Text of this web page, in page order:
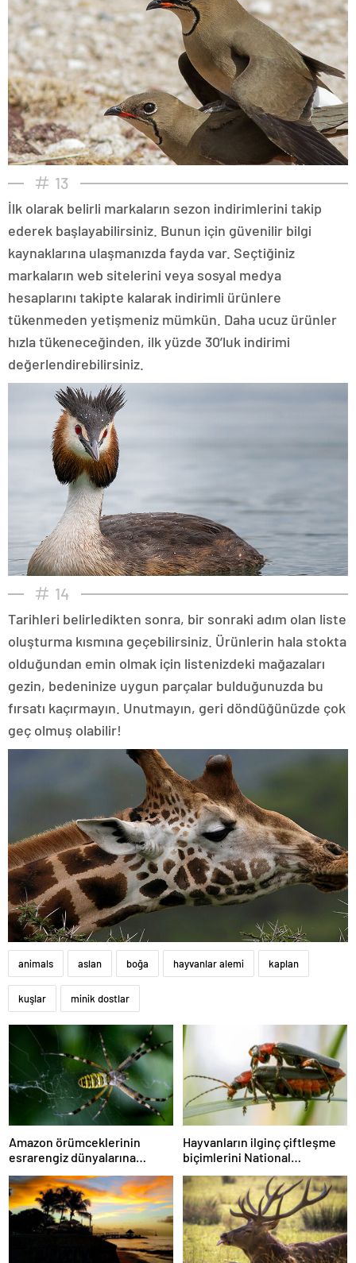
13
İlk olarak belirli markaların sezon indirimlerini takip
ederek başlayabilirsiniz. Bunun için güvenilir bilgi
kaynaklarına ulaşmanızda fayda var. Seçtiğiniz
markaların web sitelerini veya sosyal medya
hesaplarını takipte kalarak indirimli ürünlere
tükenmeden yetişmeniz mümkün. Daha ucuz ürünler
hızla tükeneceğinden, ilk yüzde 30’luk indirimi
değerlendirebilirsiniz.
14
Tarihleri belirledikten sonra, bir sonraki adım olan liste
oluşturma kısmına geçebilirsiniz. Ürünlerin hala stokta
olduğundan emin olmak için listenizdeki mağazaları
gezin, bedeninize uygun parçalar bulduğunuzda bu
fırsatı kaçırmayın. Unutmayın, geri döndüğünüzde çok
geç olmuş olabilir!
animals aslan boğa hayvanlar alemi kaplan
kuşlar minik dostlar
Amazon örümceklerinin
esrarengiz dünyalarına
gitmeye hazır olun.
Hayvanların ilginç çiftleşme
biçimlerini National
Geographic görüntüledi.